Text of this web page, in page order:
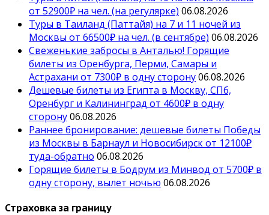
от 52900₽ на чел. (на регулярке) 06.08.2026
Туры в Таиланд (Паттайя) на 7 и 11 ночей из
Москвы от 66500₽ на чел. (в сентябре) 06.08.2026
Свеженькие забросы в Анталью! Горящие
билеты из Оренбурга, Перми, Самары и
Астрахани от 7300₽ в одну сторону06.08.2026
Дешевые билеты из Египта в Москву, СПб,
Оренбург и Калининград от 4600₽ в одну
сторону06.08.2026
Раннее бронирование: дешевые билеты Победы
из Москвы в Барнаул и Новосибирск от 12100₽
туда-обратно 06.08.2026
Горящие билеты в Бодрум из Минвод от 5700₽ в
одну сторону, вылет ночью 06.08.2026
Страховка за границу